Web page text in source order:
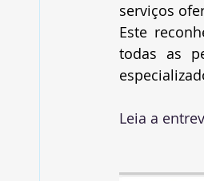
serviços
Este
todas as
Leia a